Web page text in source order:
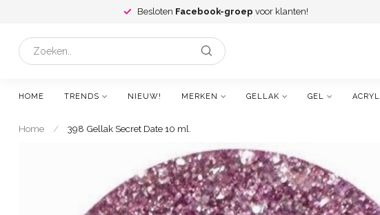
Besloten Facebook-groep voor klanten!
HOME TRENDS NIEUW! MERKEN GELLAK GEL ACRYL
Home / 398 Gellak Secret Date 10 ml.